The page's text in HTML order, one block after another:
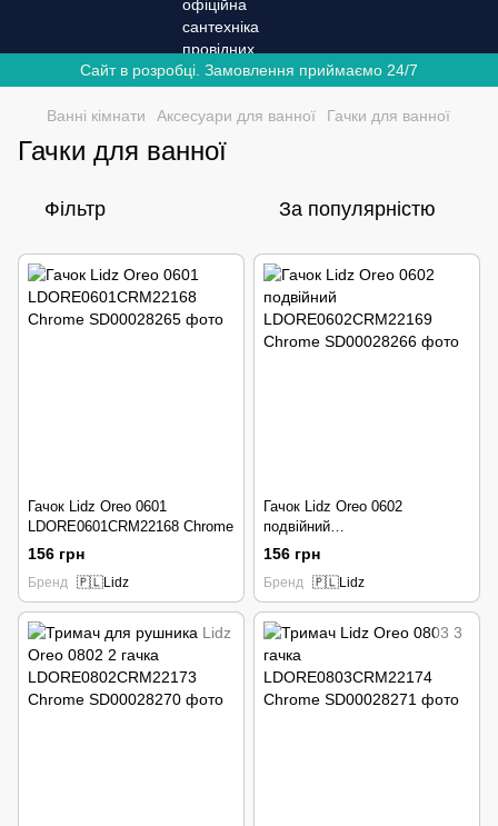
Сайт в розробці. Замовлення приймаємо 24/7
Ванні кімнати Аксесуари для ванної Гачки для ванної
Гачки для ванної
Фільтр За популярністю
Гачок Lidz Oreo 0601
LDORE0601CRM22168 Chrome
156 грн
Бренд 🇵🇱Lidz
Гачок Lidz Oreo 0602
подвійний
LDORE0602CRM22169 Chrome
156 грн
Бренд 🇵🇱Lidz